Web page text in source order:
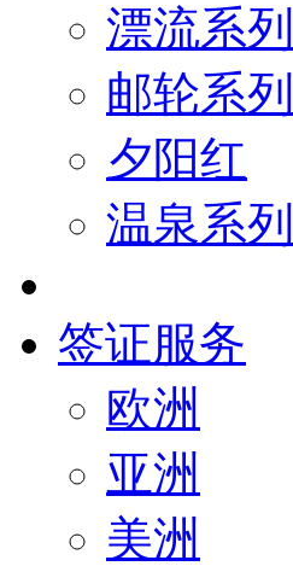
漂流系列
邮轮系列
夕阳红
温泉系列
签证服务
欧洲
亚洲
美洲